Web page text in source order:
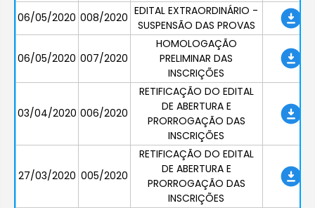
06/05/2020 008/2020 EDITAL EXTRAORDINÁRIO -
SUSPENSÃO DAS PROVAS
06/05/2020 007/2020
HOMOLOGAÇÃO
PRELIMINAR DAS
INSCRIÇÕES
03/04/2020 006/2020
RETIFICAÇÃO DO EDITAL
DE ABERTURA E
PRORROGAÇÃO DAS
INSCRIÇÕES
27/03/2020 005/2020
RETIFICAÇÃO DO EDITAL
DE ABERTURA E
PRORROGAÇÃO DAS
INSCRIÇÕES